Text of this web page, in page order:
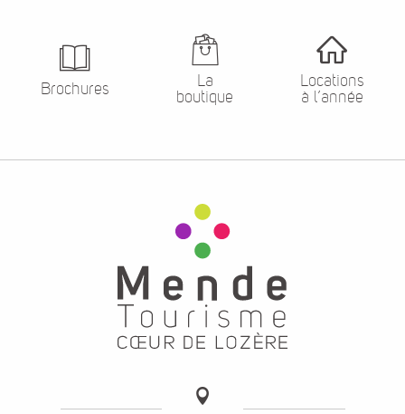
Brochures
La
boutique
Locations
à l’année